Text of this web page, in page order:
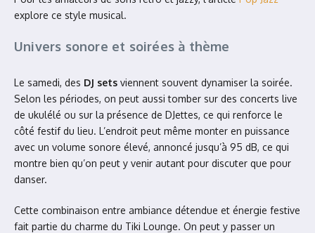
explore ce style musical.
Univers sonore et soirées à thème
Le samedi, des DJ sets viennent souvent dynamiser la soirée.
Selon les périodes, on peut aussi tomber sur des concerts live
de ukulélé ou sur la présence de DJettes, ce qui renforce le
côté festif du lieu. L’endroit peut même monter en puissance
avec un volume sonore élevé, annoncé jusqu’à 95 dB, ce qui
montre bien qu’on peut y venir autant pour discuter que pour
danser.
Cette combinaison entre ambiance détendue et énergie festive
fait partie du charme du Tiki Lounge. On peut y passer un